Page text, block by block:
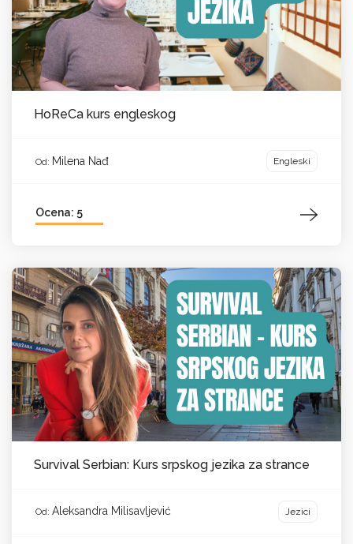
HoReCa kurs engleskog
Od: Milena Nađ Engleski
Ocena: 5
Survival Serbian: Kurs srpskog jezika za strance
Od: Aleksandra Milisavljević Jezici